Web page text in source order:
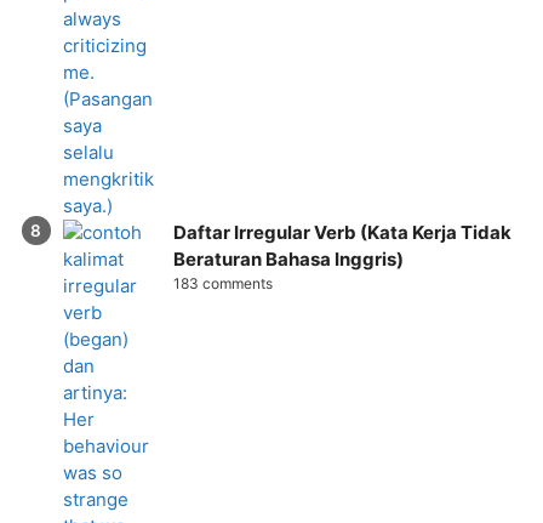
Daftar Irregular Verb (Kata Kerja Tidak
Beraturan Bahasa Inggris)
183 comments